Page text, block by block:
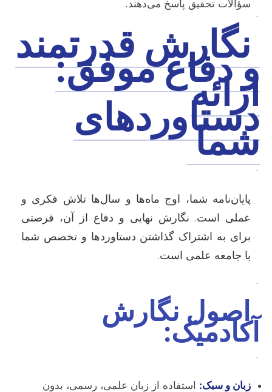
سؤالات تحقیق پاسخ می‌دهند.
`
نگارش قدرتمند
و دفاع موفق:
ارائه
دستاوردهای
شما
`
پایان‌نامه شما، اوج ماه‌ها و سال‌ها تلاش فکری و
عملی است. نگارش نهایی و دفاع از آن، فرصتی
برای به اشتراک گذاشتن دستاوردها و تخصص شما
با جامعه علمی است.
`
اصول نگارش
آکادمیک:
`
زبان و سبک: استفاده از زبان علمی، رسمی، بدون